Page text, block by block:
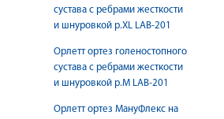
сустава с ребрами жесткости
и шнуровкой р.XL LAB-201
Орлетт ортез голеностопного
сустава с ребрами жесткости
и шнуровкой р.М LAB-201
Орлетт ортез МануФлекс на